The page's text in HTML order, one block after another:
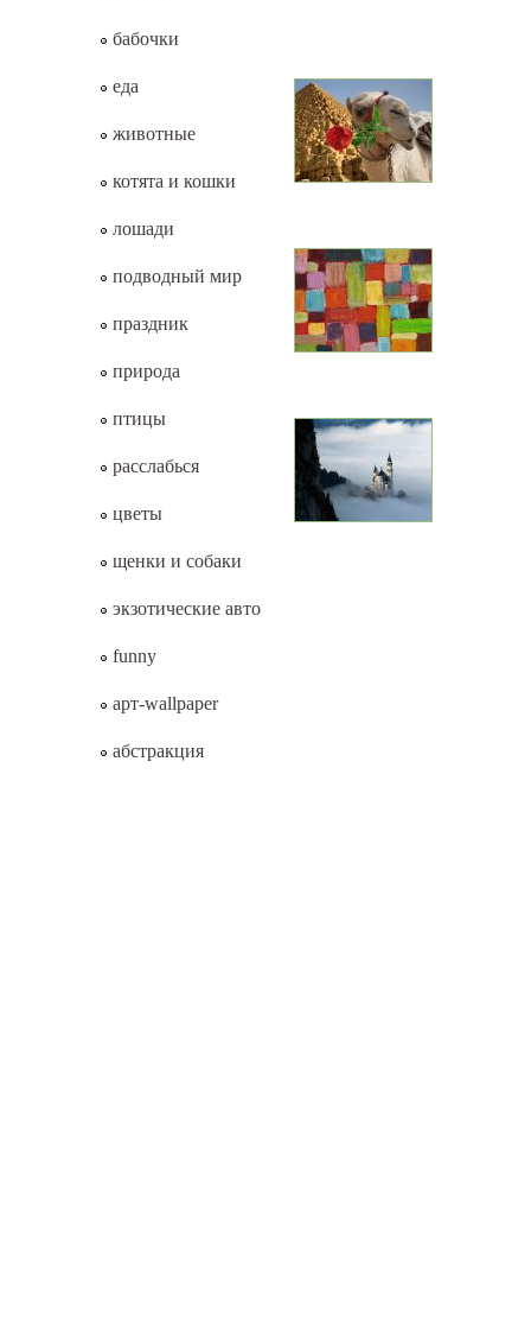
бабочки
еда
животные
котята и кошки
лошади
подводный мир
праздник
природа
птицы
расслабься
цветы
щенки и собаки
экзотические авто
funny
арт-wallpaper
абстракция